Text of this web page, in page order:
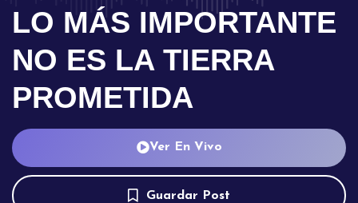
LO MÁS IMPORTANTE
NO ES LA TIERRA
PROMETIDA
Ver En Vivo
Guardar Post